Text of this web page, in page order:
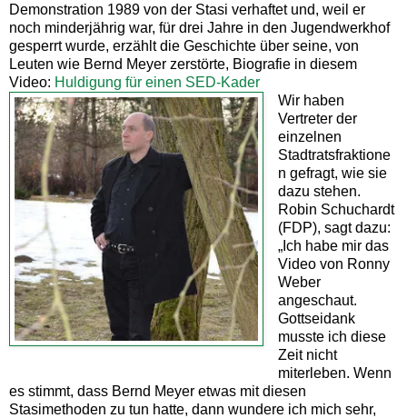
Demonstration 1989 von der Stasi verhaftet und, weil er
noch minderjährig war, für drei Jahre in den Jugendwerkhof
gesperrt wurde, erzählt die Geschichte über seine, von
Leuten wie Bernd Meyer zerstörte, Biografie in diesem
Video: Huldigung für einen SED-Kader
Wir haben
Vertreter der
einzelnen
Stadtratsfraktione
n gefragt, wie sie
dazu stehen.
Robin Schuchardt
(FDP), sagt dazu:
„Ich habe mir das
Video von Ronny
Weber
angeschaut.
Gottseidank
musste ich diese
Zeit nicht
miterleben. Wenn
es stimmt, dass Bernd Meyer etwas mit diesen
Stasimethoden zu tun hatte, dann wundere ich mich sehr,